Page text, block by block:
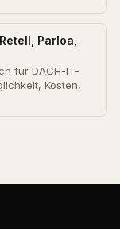
Parloa,
für DACH-IT-
Kosten,